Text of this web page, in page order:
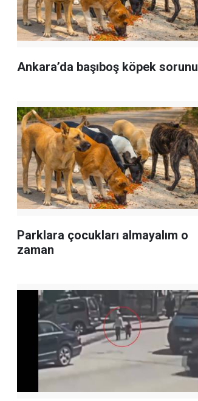
Ankara’da başıboş köpek sorunu
Parklara çocukları almayalım o
zaman